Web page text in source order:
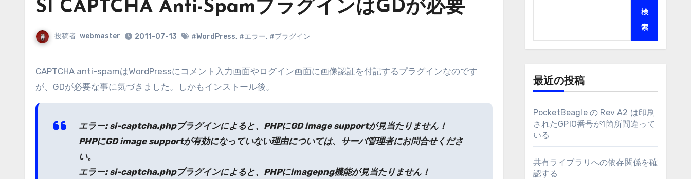
SI CAPTCHA Anti-SpamプラグインはGDが必要
投稿者 webmaster 2011-07-13 #WordPress, #エラー, #プラグイン
CAPTCHA anti-spamはWordPressにコメント入力画面やログイン画面に画像認証を付記するプラグインなのです
が、GDが必要な事に気づきました。しかもインストール後。
エラー: si-captcha.phpプラグインによると、PHPにGD image supportが見当たりません！
PHPにGD image supportが有効になっていない理由については、サーバ管理者にお問合せくださ
い。
エラー: si-captcha.phpプラグインによると、PHPにimagepng機能が見当たりません！
検
索
最近の投稿
PocketBeagle の Rev A2 は印刷
されたGPIO番号が1箇所間違って
いる
共有ライブラリへの依存関係を確
認する